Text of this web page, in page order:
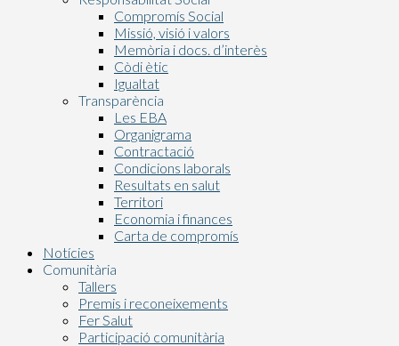
Compromís Social
Missió, visió i valors
Memòria i docs. d’interès
Còdi ètic
Igualtat
Transparència
Les EBA
Organigrama
Contractació
Condicions laborals
Resultats en salut
Territori
Economia i finances
Carta de compromís
Notícies
Comunitària
Tallers
Premis i reconeixements
Fer Salut
Participació comunitària